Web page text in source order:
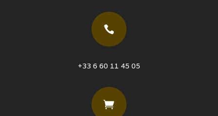

+33 6 60 11 45 05
